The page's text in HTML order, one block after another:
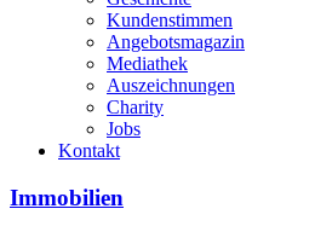
Kundenstimmen
Angebotsmagazin
Mediathek
Auszeichnungen
Charity
Jobs
Kontakt
Immobilien